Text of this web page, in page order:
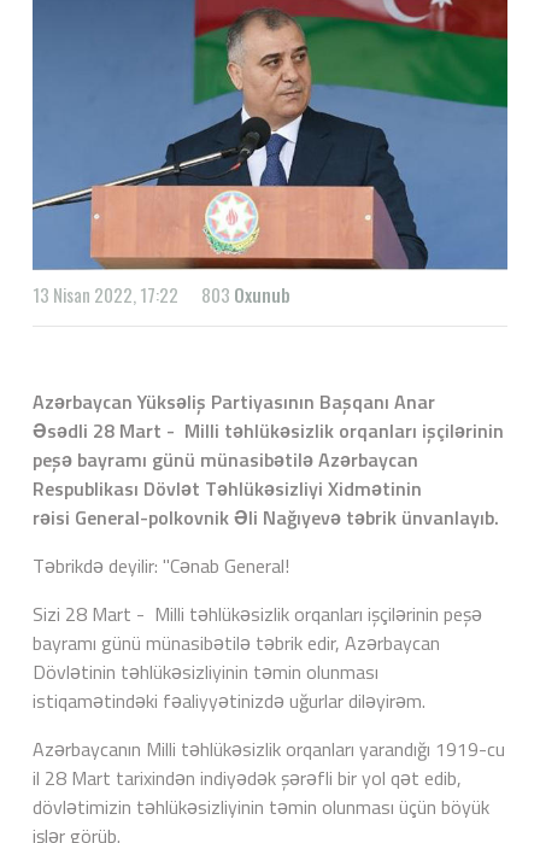
13 Nisan 2022, 17:22 803 Oxunub
Azərbaycan Yüksəliş Partiyasının Başqanı Anar
Əsədli 28 Mart - Milli təhlükəsizlik orqanları işçilərinin
peşə bayramı günü münasibətiləAzərbaycan
Respublikası Dövlət Təhlükəsizliyi Xidmətinin
rəisi General-polkovnik Əli Nağıyevə təbrik ünvanlayıb.
Təbrikdə deyilir: "Cənab General!
Sizi 28 Mart - Milli təhlükəsizlik orqanları işçilərinin peşə
bayramı günü münasibətilə təbrik edir, Azərbaycan
Dövlətinin təhlükəsizliyinin təmin olunması
istiqamətindəki fəaliyyətinizdə uğurlar diləyirəm.
Azərbaycanın Milli təhlükəsizlik orqanları yarandığı 1919-cu
il 28 Mart tarixindən indiyədək şərəfli bir yol qət edib,
dövlətimizin təhlükəsizliyinin təmin olunması üçün böyük
işlər görüb.